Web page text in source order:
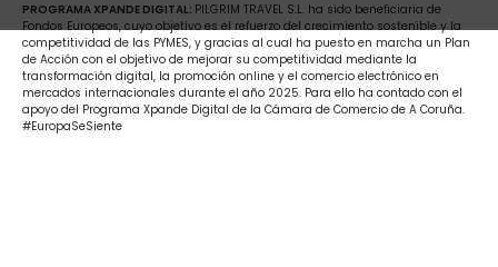
PROGRAMA XPANDE DIGITAL: PILGRIM TRAVEL S.L. ha sido beneficiaria de
Fondos Europeos, cuyo objetivo es el refuerzo del crecimiento sostenible y la
competitividad de las PYMES, y gracias al cual ha puesto en marcha un Plan
de Acción con el objetivo de mejorar su competitividad mediante la
transformación digital, la promoción online y el comercio electrónico en
mercados internacionales durante el año 2025. Para ello ha contado con el
apoyo del Programa Xpande Digital de la Cámara de Comercio de A Coruña.
#EuropaSeSiente